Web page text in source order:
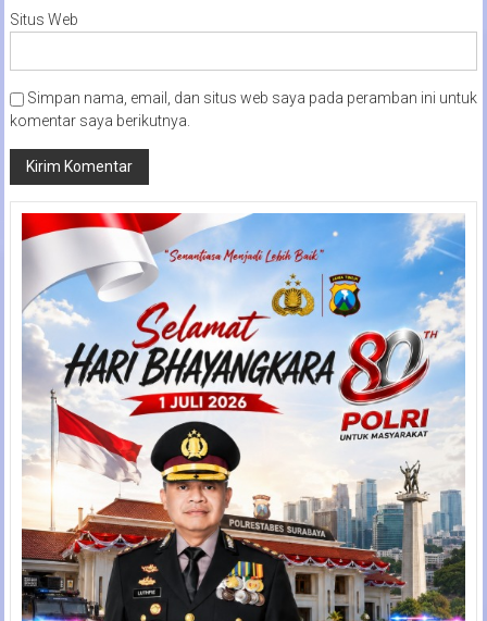
Situs Web
Simpan nama, email, dan situs web saya pada peramban ini untuk
komentar saya berikutnya.